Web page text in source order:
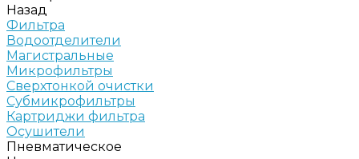
Назад
Фильтра
Водоотделители
Магистральные
Микрофильтры
Сверхтонкой очистки
Субмикрофильтры
Картриджи фильтра
Осушители
Пневматическое